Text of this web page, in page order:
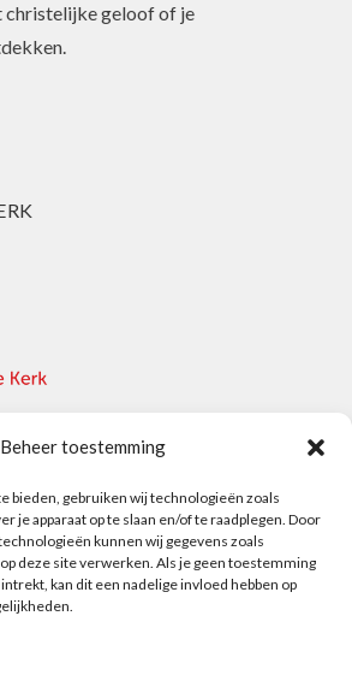
Beheer toestemming
bieden, gebruiken wij technologieën zoals
je apparaat op te slaan en/of te raadplegen. Door
kunnen wij gegevens zoals
deze site verwerken. Als je geen toestemming
kan dit een nadelige invloed hebben op
christelijke geloof of je
18
Amsterdam